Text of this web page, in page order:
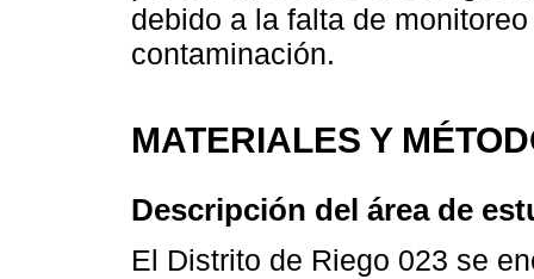
debido a la falta de
contaminación.
MATERIALES Y
Descripción del área de
El Distrito de Riego 023 se